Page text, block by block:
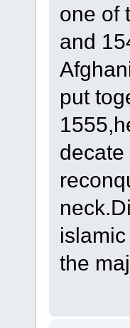
one of
and
put
the